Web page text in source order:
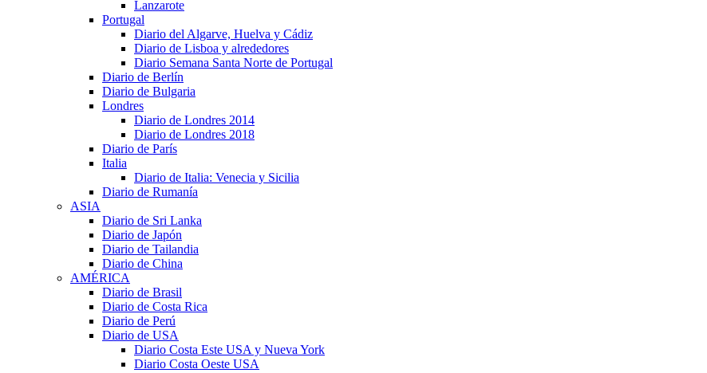
Lanzarote
Portugal
Diario del Algarve, Huelva y Cádiz
Diario de Lisboa y alrededores
Diario Semana Santa Norte de Portugal
Diario de Berlín
Diario de Bulgaria
Londres
Diario de Londres 2014
Diario de Londres 2018
Diario de París
Italia
Diario de Italia: Venecia y Sicilia
Diario de Rumanía
ASIA
Diario de Sri Lanka
Diario de Japón
Diario de Tailandia
Diario de China
AMÉRICA
Diario de Brasil
Diario de Costa Rica
Diario de Perú
Diario de USA
Diario Costa Este USA y Nueva York
Diario Costa Oeste USA